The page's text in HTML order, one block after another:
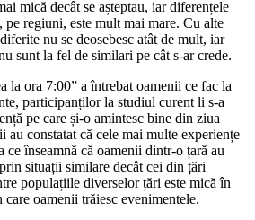
mică decât se așteptau, iar diferențele
regiuni, este mult mai mare. Cu alte
nu se deosebesc atât de mult, iar
sunt la fel de similari pe cât s-ar crede.
la ora 7:00” a întrebat oamenii ce fac la
participanților la studiul curent li s-a
pe care și-o amintesc bine din ziua
au constatat că cele mai multe experiențe
ce înseamnă că oamenii dintr-o țară au
situații similare decât cei din țări
populațiile diverselor țări este mică în
oamenii trăiesc evenimentele.